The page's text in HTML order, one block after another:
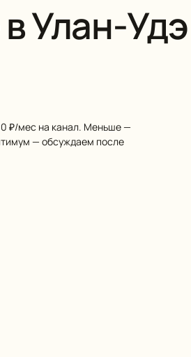
Улан-Удэ
₽/мес на канал. Меньше —
— обсуждаем после